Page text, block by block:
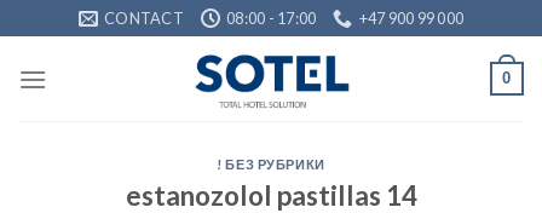
to
content
CONTACT 08:00 - 17:00 +47 900 99 000
0
! БЕЗ РУБРИКИ
estanozolol pastillas 14